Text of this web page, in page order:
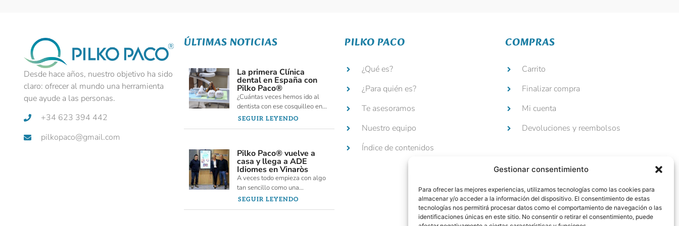
Gestionar consentimiento
Para ofrecer las mejores experiencias, utilizamos tecnologías como las cookies para
almacenar y/o acceder a la información del dispositivo. El consentimiento de estas
tecnologías nos permitirá procesar datos como el comportamiento de navegación o las
identificaciones únicas en este sitio. No consentir o retirar el consentimiento, puede
Desde hace años, nuestro objetivo ha sido
claro: ofrecer al mundo una herramienta
que ayude a las personas.
+34 623 394 442
pilkopaco@gmail.com
ÚLTIMAS NOTICIAS
La primera Clínica
dental en España con
Pilko Paco®
¿Cuántas veces hemos ido al
dentista con ese cosquilleo en...
SEGUIR LEYENDO
Pilko Paco® vuelve a
casa y llega a ADE
Idiomes en Vinaròs
A veces todo empieza con algo
tan sencillo como una...
SEGUIR LEYENDO
PILKO PACO
¿Qué es?
¿Para quién es?
Te asesoramos
Nuestro equipo
Índice de contenidos
COMPRAS
Carrito
Finalizar compra
Mi cuenta
Devoluciones y reembolsos